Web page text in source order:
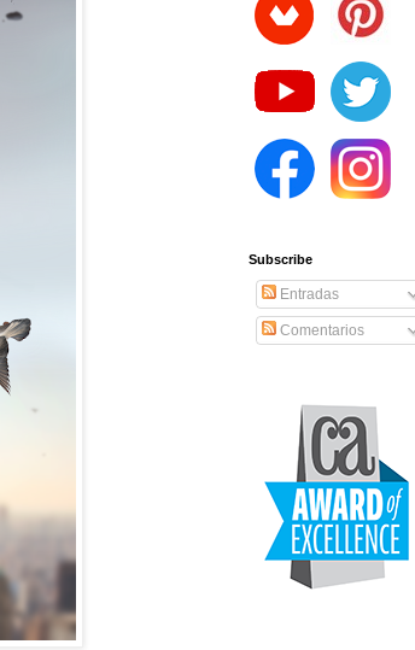
Subscribe
Entradas
Comentarios